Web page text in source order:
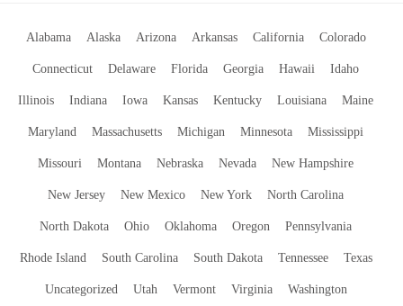
Alabama Alaska Arizona Arkansas California Colorado
Connecticut Delaware Florida Georgia Hawaii Idaho
Illinois Indiana Iowa Kansas Kentucky Louisiana Maine
Maryland Massachusetts Michigan Minnesota Mississippi
Missouri Montana Nebraska Nevada New Hampshire
New Jersey New Mexico New York North Carolina
North Dakota Ohio Oklahoma Oregon Pennsylvania
Rhode Island South Carolina South Dakota Tennessee Texas
Uncategorized Utah Vermont Virginia Washington